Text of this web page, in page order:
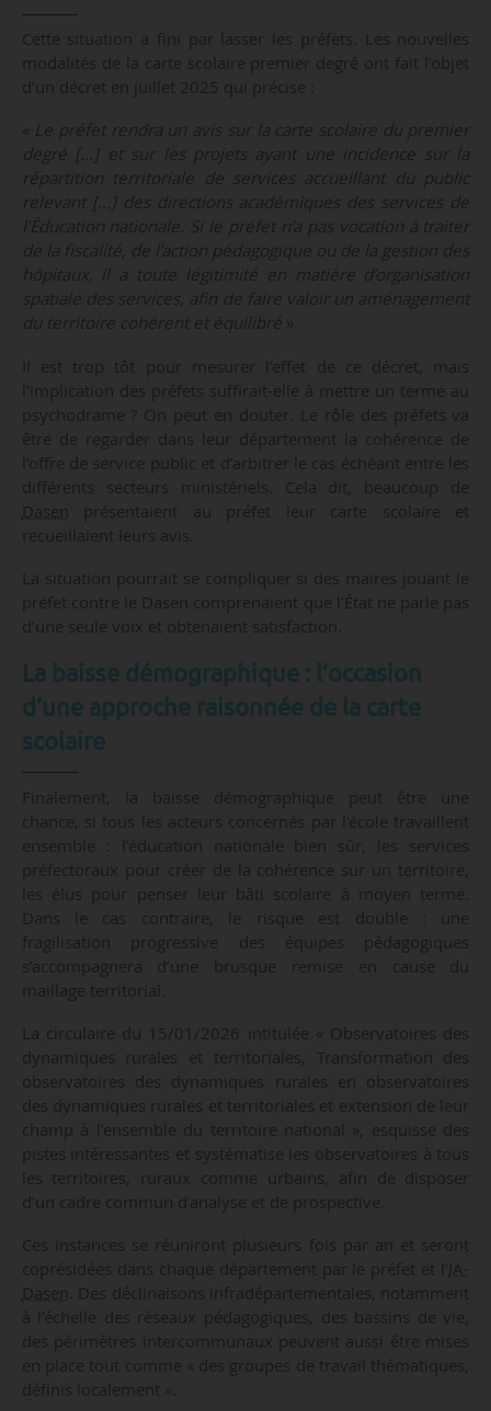
Cette situation a fini par lasser les préfets. Les nouvelles
modalités de la carte scolaire premier degré ont fait l’objet
d’un décret en juillet 2025 qui précise :
Le préfet rendra un avis sur la carte scolaire du premier
degré […] et sur les projets ayant une incidence sur la
répartition territoriale de services accueillant du public
relevant […] des directions académiques des services de
l’Éducation nationale. Si le préfet n’a pas vocation à traiter
de la fiscalité, de l’action pédagogique ou de la gestion des
hôpitaux, il a toute légitimité en matière d’organisation
spatiale des services, afin de faire valoir un aménagement
du territoire cohérent et équilibré».
Il est trop tôt pour mesurer l’effet de ce décret, mais
l’implication des préfets suffirait-elle à mettre un terme au
psychodrame ? On peut en douter. Le rôle des préfets va
être de regarder dans leur département la cohérence de
l’offre de service public et d’arbitrer le cas échéant entre les
différents secteurs ministériels. Cela dit, beaucoup de
Dasen présentaient au préfet leur carte scolaire et
recueillaient leurs avis.
La situation pourrait se compliquer si des maires jouant le
préfet contre le Dasen comprenaient que l’État ne parle pas
d’une seule voix et obtenaient satisfaction.
La baisse démographique : l’occasion
d’une approche raisonnée de la carte
scolaire
Finalement, la baisse démographique peut être une
chance, si tous les acteurs concernés par l’école travaillent
ensemble : l’éducation nationale bien sûr, les services
préfectoraux pour créer de la cohérence sur un territoire,
les élus pour penser leur bâti scolaire à moyen terme.
Dans le cas contraire, le risque est double : une
fragilisation progressive des équipes pédagogiques
s’accompagnera d’une brusque remise en cause du
maillage territorial.
La circulaire du 15/01/2026 intitulée « Observatoires des
dynamiques rurales et territoriales, Transformation des
observatoires des dynamiques rurales en observatoires
des dynamiques rurales et territoriales et extension de leur
champ à l’ensemble du territoire national », esquisse des
pistes intéressantes et systématise les observatoires à tous
les territoires, ruraux comme urbains, afin de disposer
d’un cadre commun d’analyse et de prospective.
Ces instances se réuniront plusieurs fois par an et seront
coprésidées dans chaque département par le préfet et l’ IA-
Dasen . Des déclinaisons infradépartementales, notamment
à l’échelle des réseaux pédagogiques, des bassins de vie,
des périmètres intercommunaux peuvent aussi être mises
en place tout comme « des groupes de travail thématiques,
définis localement ».